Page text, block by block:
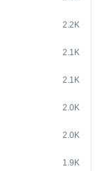
2.2K
2.1K
2.1K
2.0K
2.0K
1.9K